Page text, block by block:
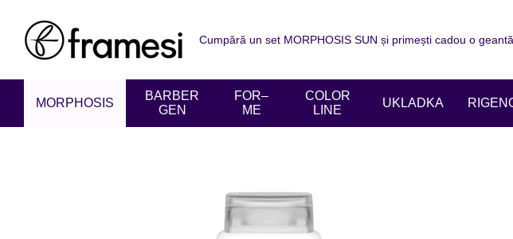
Cumpără un set MORPHOSIS SUN și primești cadou o
MORPHOSIS
BARBER
GEN
FOR–
ME
COLOR
LINE
UKLADKA